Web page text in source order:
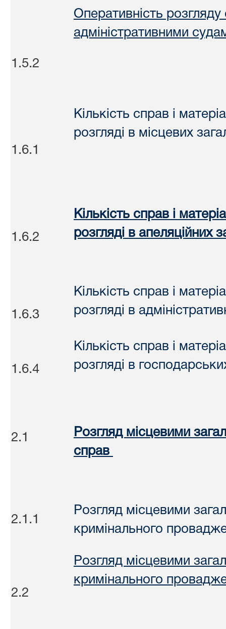
1.5.2
Оперативність
адміністративними
1.6.1
Кількість справ і
розгляді в місцевих
1.6.2
Кількість справ і
розгляді в апеляційних
1.6.3
Кількість справ і
розгляді в
1.6.4
Кількість справ і
розгляді в
2.1
Розгляд місцевими
справ
2.1.1
Розгляд місцевими
кримінального
2.2
Розгляд місцевими
кримінального